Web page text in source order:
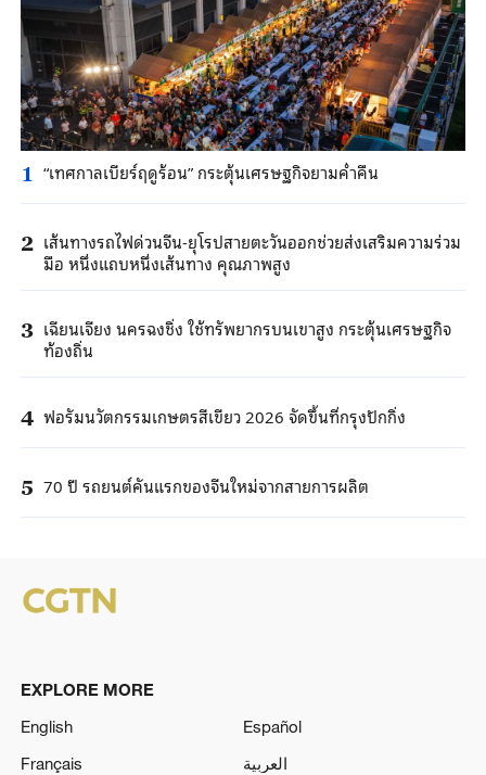
1 “เทศกาลเบียร์ฤดูร้อน” กระตุ้นเศรษฐกิจยามค่ำคืน
2 เส้นทางรถไฟด่วนจีน-ยุโรปสายตะวันออกช่วยส่งเสริมความร่วม
มือ หนึ่งแถบหนึ่งเส้นทาง คุณภาพสูง
3 เฉียนเจียง นครฉงชิ่ง ใช้ทรัพยากรบนเขาสูง กระตุ้นเศรษฐกิจ
ท้องถิ่น
4 ฟอรัมนวัตกรรมเกษตรสีเขียว 2026 จัดขึ้นที่กรุงปักกิ่ง
5 70 ปี รถยนต์คันแรกของจีนใหม่จากสายการผลิต
EXPLORE MORE
English
Español
Français
العربية